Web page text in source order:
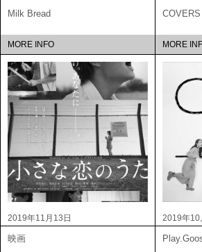
Milk Bread
MORE INFO MORE
2019年11月13日
映画
2019年10